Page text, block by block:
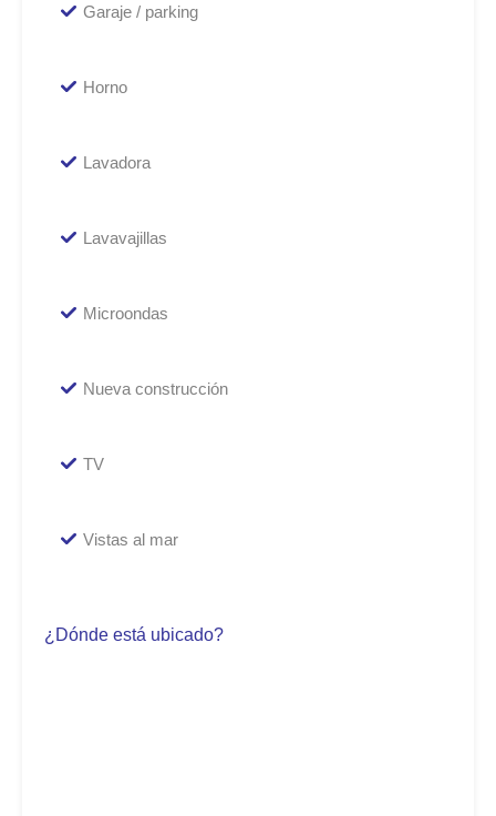
Garaje / parking
Horno
Lavadora
Lavavajillas
Microondas
Nueva construcción
TV
Vistas al mar
¿Dónde está ubicado?